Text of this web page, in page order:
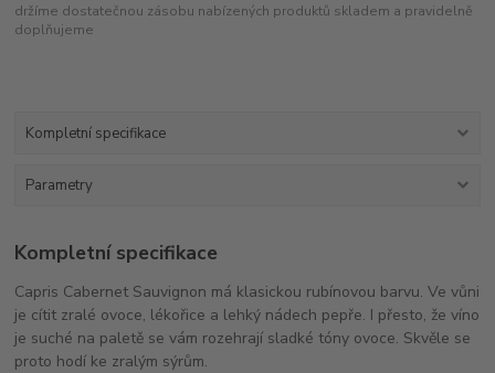
držíme dostatečnou zásobu nabízených produktů skladem a pravidelně
doplňujeme
Kompletní specifikace
Parametry
Kompletní specifikace
Capris Cabernet Sauvignon má klasickou rubínovou barvu. Ve vůni
je cítit zralé ovoce, lékořice a lehký nádech pepře. I přesto, že víno
je suché na paletě se vám rozehrají sladké tóny ovoce. Skvěle se
proto hodí ke zralým sýrům.